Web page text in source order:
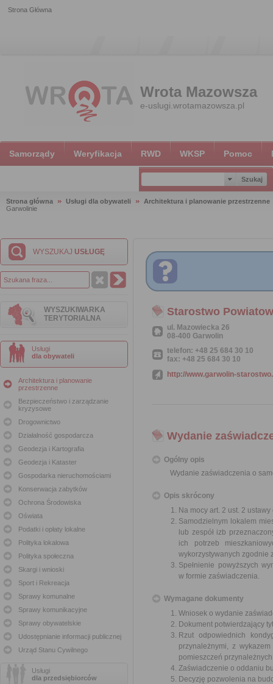
Strona Główna
Wrota Mazowsza
e-uslugi.wrotamazowsza.pl
Samorządy Weryfikacja RWD WKSP Pomoc
Strona główna Usługi dla obywateli
Architektura i planowanie przestrzenne
Garwolinie
WYSZUKAJ USŁUGĘ
WYSZUKIWARKA
TERYTORIALNA
Usługi
dla obywateli
Architektura i planowanie
przestrzenne
Bezpieczeństwo i zarządzanie
kryzysowe
Drogownictwo
Działalność gospodarcza
Geodezja i Kartografia
Geodezja i Kataster
Gospodarka nieruchomościami
Konserwacja zabytków
Ochrona Środowiska
Oświata
Podatki i opłaty lokalne
Polityka lokalowa
Polityka społeczna
Skargi i wnioski
Sport i Rekreacja
Sprawy komunalne
Sprawy komunikacyjne
Sprawy obywatelskie
Udostępnianie informacji publicznej
Urząd Stanu Cywilnego
Usługi
dla przedsiębiorców
Starostwo
ul. Mazowiecka 26
08-400 Garwolin
telefon: +48 25 684 30 10
fax: +48 25 684 30 10
http://www.garwolin-
Wydanie
Ogólny opis
Wydanie zaświadczenia o
Opis skrócony
Na mocy art. 2 ust. 2
Samodzielnym lokalem
lub zespół izb
ich potrzeb
wykorzystywanych zgodnie
Spełnienie powyższych
w formie zaświadczenia.
Wymagane dokumenty
Wniosek o wydanie
Dokument potwierdzający
Rzut odpowiednich
przynależnymi, z
pomieszczeń
Zaświadczenie o oddaniu
Decyzję pozwolenia na